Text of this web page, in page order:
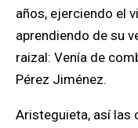
años, ejerciendo el
aprendiendo de su
raizal: Venía de
Pérez Jiménez.
Aristeguieta, así las